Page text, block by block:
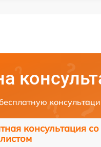
консультация со